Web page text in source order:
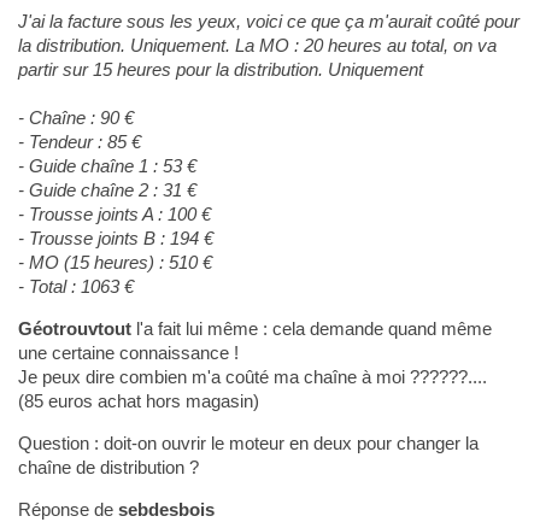
J'ai la facture sous les yeux, voici ce que ça m'aurait coûté pour
la distribution. Uniquement. La MO : 20 heures au total, on va
partir sur 15 heures pour la distribution. Uniquement
- Chaîne : 90 €
- Tendeur : 85 €
- Guide chaîne 1 : 53 €
- Guide chaîne 2 : 31 €
- Trousse joints A : 100 €
- Trousse joints B : 194 €
- MO (15 heures) : 510 €
- Total : 1063 €
Géotrouvtoutl'a fait lui même : cela demande quand même
une certaine connaissance !
Je peux dire combien m'a coûté ma chaîne à moi ??????....
(85 euros achat hors magasin)
Question : doit-on ouvrir le moteur en deux pour changer la
chaîne de distribution ?
Réponse de sebdesbois